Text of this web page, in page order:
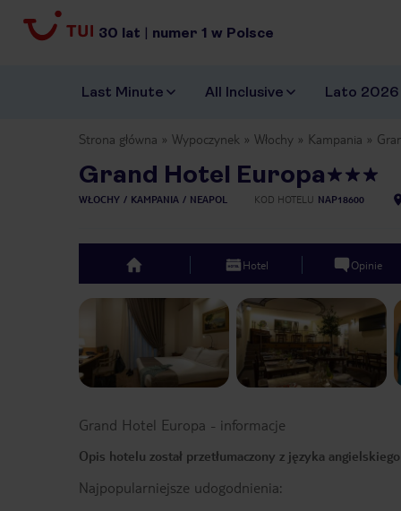
30 lat | numer 1 w Polsce
Last Minute All Inclusive Lato 2026
Strona główna Wypoczynek Włochy Kampania
Grand Hotel Europa
WŁOCHY KAMPANIA NEAPOL KOD HOTELU NAP18600
top Hotel Opinie
Grand Hotel Europa - informacje
Opis hotelu został przetłumaczony z języka
Najpopularniejsze udogodnienia: